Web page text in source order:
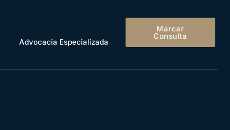
Advocacia Especializada
Marcar
Consulta